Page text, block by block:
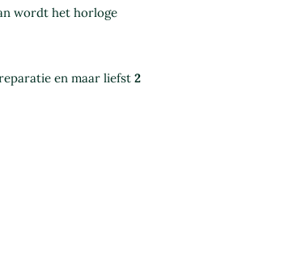
wordt het horloge
en maar liefst 2